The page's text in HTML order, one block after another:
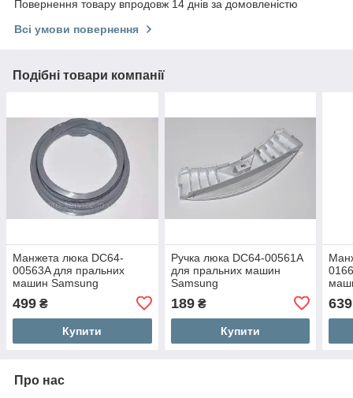
Повернення товару впродовж 14 днів за домовленістю
Всі умови повернення
Подібні товари компанії
Манжета люка DC64-
00563A для пральних
машин Samsung
499 ₴
Купити
Ручка люка DC64-00561A
для пральних машин
Samsung
189₴
Купити
639
Про нас